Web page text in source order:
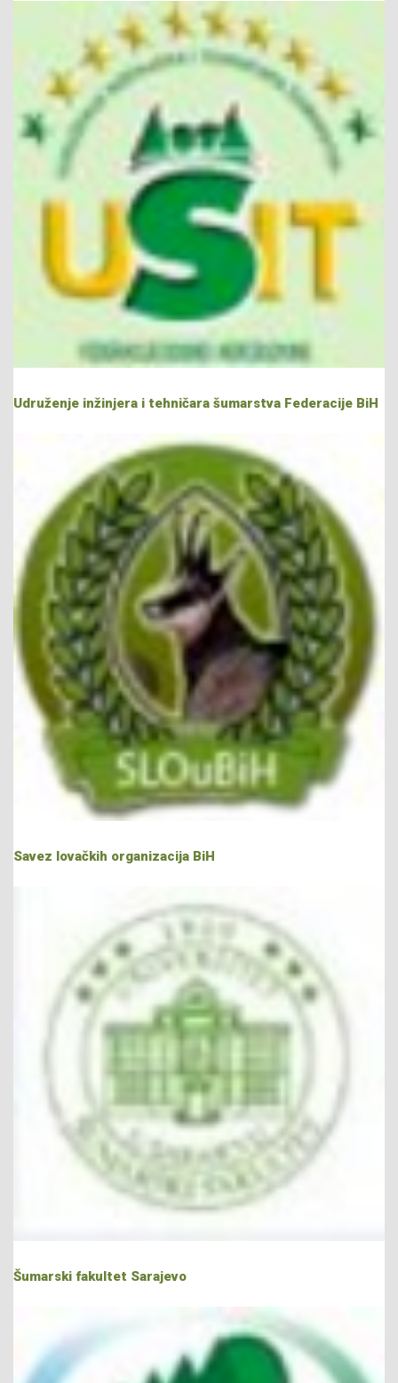
Udruženje inžinjera i tehničara šumarstva Federacije BiH
Savez lovačkih organizacija BiH
Šumarski fakultet Sarajevo